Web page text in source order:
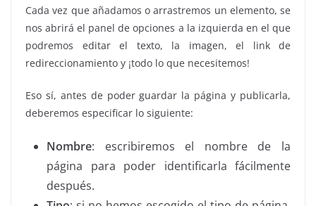
Cada vez que añadamos o arrastremos un elemento, se
nos abrirá el panel de opciones a la izquierda en el que
podremos editar el texto, la imagen, el link de
redireccionamiento y ¡todo lo que necesitemos!
Eso sí, antes de poder guardar la página y publicarla,
deberemos especificar lo siguiente:
Nombre: escribiremos el nombre de la
página para poder identificarla fácilmente
después.